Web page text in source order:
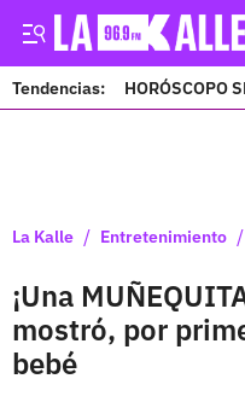
Tendencias: HORÓSCOPO
La Kalle / Entretenimiento /
¡Una
mostró, por
bebé